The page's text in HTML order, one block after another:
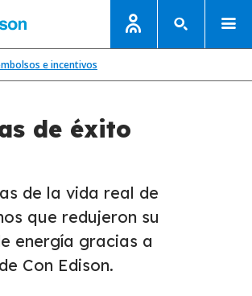
e incentivos
de éxito
de la vida real de
que redujeron su
energía gracias a
Con Edison.